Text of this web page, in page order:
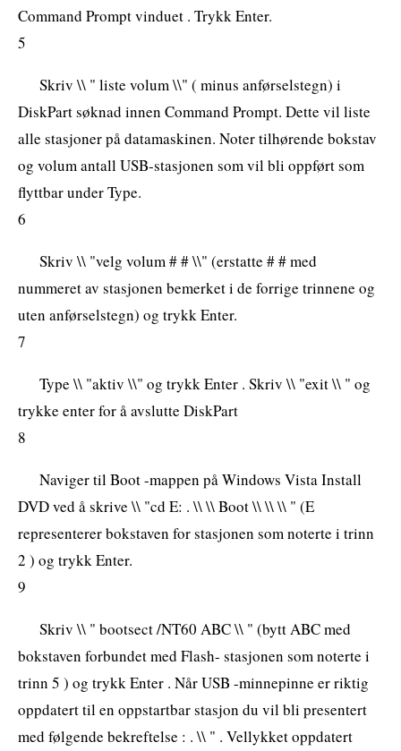
Command Prompt vinduet . Trykk Enter.
5
Skriv \\ " liste volum \\" ( minus anførselstegn) i
DiskPart søknad innen Command Prompt. Dette vil liste
alle stasjoner på datamaskinen. Noter tilhørende bokstav
og volum antall USB-stasjonen som vil bli oppført som
flyttbar under Type.
6
Skriv \\ "velg volum # # \\" (erstatte # # med
nummeret av stasjonen bemerket i de forrige trinnene og
uten anførselstegn) og trykk Enter.
7
Type \\ "aktiv \\" og trykk Enter . Skriv \\ "exit \\ " og
trykke enter for å avslutte DiskPart
8
Naviger til Boot -mappen på Windows Vista Install
DVD ved å skrive \\ "cd E: . \\ \\ Boot \\ \\ \\ " (E
representerer bokstaven for stasjonen som noterte i trinn
2 ) og trykk Enter.
9
Skriv \\ " bootsect /NT60 ABC \\ " (bytt ABC med
bokstaven forbundet med Flash- stasjonen som noterte i
trinn 5 ) og trykk Enter . Når USB -minnepinne er riktig
oppdatert til en oppstartbar stasjon du vil bli presentert
med følgende bekreftelse : . \\ " . Vellykket oppdatert